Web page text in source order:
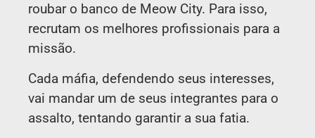
roubar o banco de Meow City. Para isso,
recrutam os melhores profissionais para a
missão.
Cada máfia, defendendo seus interesses,
vai mandar um de seus integrantes para o
assalto, tentando garantir a sua fatia.